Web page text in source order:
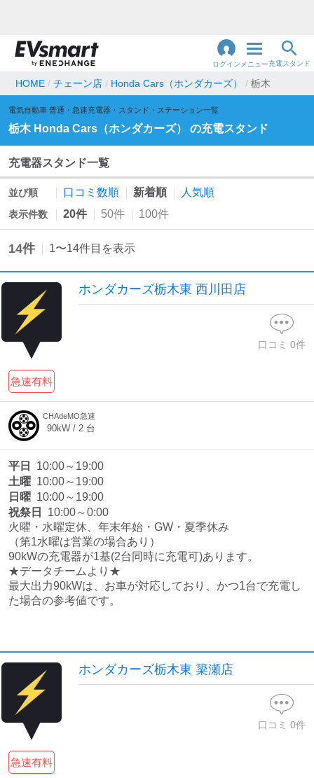
ログイン メニュー充電スタンド
地名・観光スポット・住所
充電器の種類
急速充電器のみ表示
認証システム
EV充電エネチェンジ
三菱ディーラーを表示
トヨタディーラーを表
示
充電器の出力
すべて 中速-20kW-以上
車種
HOME チェーン店 Honda Cars（ホンダカーズ） 栃木
電気自動車 普通・急速充電器・スタンド・ステーション一覧
栃木 Honda Cars（ホンダカーズ） の充電スタンド
充電器スタンド一覧
並び順 口コミ数順 新着順 人気順
表示件数 20件 50件 100件
14件 1〜14件目を表示
ホンダカーズ栃木東 西川田店
急速有料
口コミ 0件
CHAdeMO急速
90kW / 2 台
平日
10:00～19:00
土曜 10:00～19:00
日曜 10:00～19:00
祝祭日
10:00～0:00
火曜・水曜定休、年末年始・GW・夏季休み
（第1水曜は営業の場合あり）
90kWの充電器が1基(2台同時に充電可)あります。
★データチームより★
最大出力90kWは、お車が対応しており、かつ1台で充電し
ホンダカーズ栃木東 簗瀬店
急速有料
口コミ 0件